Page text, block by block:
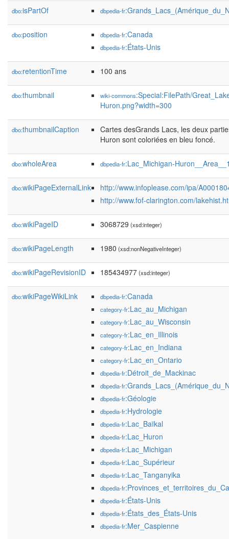
dbo:isPartOf dbpedia-fr
dbo:position dbpedia-fr:Canada
dbpedia-fr:États-Unis
dbo:retentionTime 100 ans
dbo:thumbnail wiki-commons:Special:FilePath/
Huron.png?width=300
dbo:thumbnailCaption
Cartes desGrands Lacs, les deux
Huron sont coloriées en bleu foncé.
dbo:wholeArea dbpedia-fr:Lac_Michigan-
dbo:wikiPageExternalLink
http://www.infoplease.com/ipa/
http://www.fof-clarington.com/
dbo:wikiPageID 3068729 (xsd:integer)
dbo:wikiPageLength 1980 (xsd:nonNegativeInteger)
dbo:wikiPageRevisionID 185434977(xsd:integer)
dbo:wikiPageWikiLink dbpedia-fr:Canada
category-fr:Lac_au_Michigan
category-fr:Lac_au_Wisconsin
category-fr:Lac_en_Illinois
category-fr:Lac_en_Indiana
category-fr:Lac_en_Ontario
dbpedia-fr:Détroit_de_Mackinac
dbpedia-fr
dbpedia-fr:Géologie
dbpedia-fr:Hydrologie
dbpedia-fr:Lac_Baïkal
dbpedia-fr:Lac_Huron
dbpedia-fr:Lac_Michigan
dbpedia-fr:Lac_Supérieur
dbpedia-fr:Lac_Tanganyika
dbpedia-fr
dbpedia-fr:États-Unis
dbpedia-fr:États_des_États-Unis
dbpedia-fr:Mer_Caspienne